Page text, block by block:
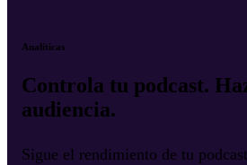
Analíticas
Controla tu podcast.
audiencia.
Sigue el rendimiento de tu